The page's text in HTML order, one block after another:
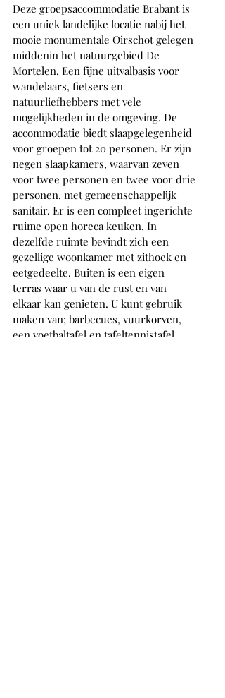
Deze groepsaccommodatie Brabant is
een uniek landelijke locatie nabij het
mooie monumentale Oirschot gelegen
middenin het natuurgebied De
Mortelen. Een fijne uitvalbasis voor
wandelaars, fietsers en
natuurliefhebbers met vele
mogelijkheden in de omgeving. De
accommodatie biedt slaapgelegenheid
voor groepen tot 20 personen. Er zijn
negen slaapkamers, waarvan zeven
voor twee personen en twee voor drie
personen, met gemeenschappelijk
sanitair. Er is een compleet ingerichte
ruime open horeca keuken. In
dezelfde ruimte bevindt zich een
gezellige woonkamer met zithoek en
eetgedeelte. Buiten is een eigen
terras waar u van de rust en van
elkaar kan genieten. U kunt gebruik
maken van; barbecues, vuurkorven,
een voetbaltafel en tafeltennistafel.